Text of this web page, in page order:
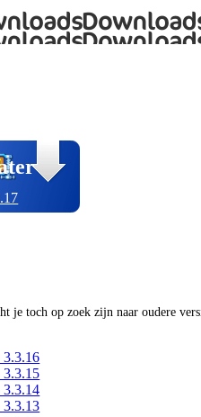
je toch op zoek zijn naar oudere